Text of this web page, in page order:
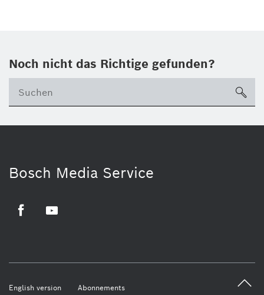
Noch nicht das Richtige gefunden?
Bosch Media Service
English version Abonnements